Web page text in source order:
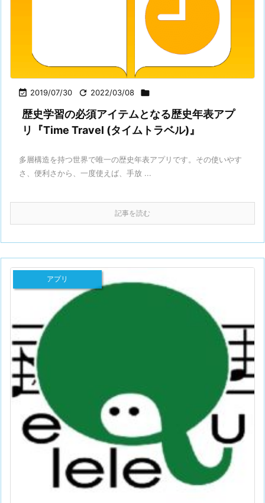
 2019/07/30  2022/03/08 
歴史学習の必須アイテムとなる歴史年表アプ
リ『Time Travel (タイムトラベル)』
多層構造を持つ世界で唯一の歴史年表アプリです。その使いやす
さ、便利さから、一度使えば、手放 ...
記事を読む
アプリ